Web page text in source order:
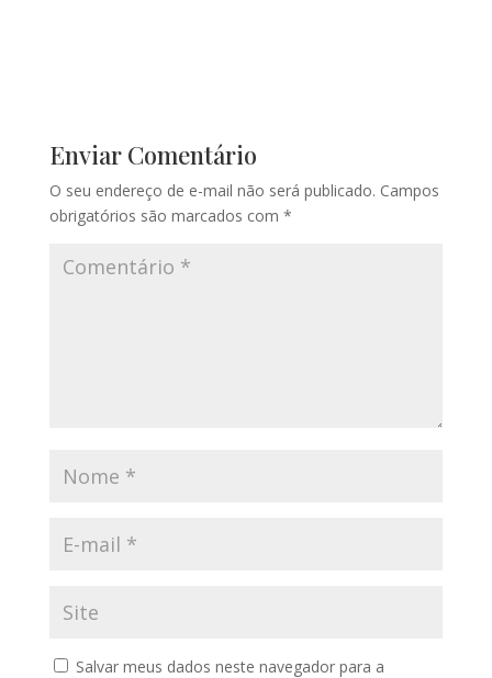
Enviar Comentário
O seu endereço de e-mail não será publicado. Campos
obrigatórios são marcados com *
Salvar meus dados neste navegador para a